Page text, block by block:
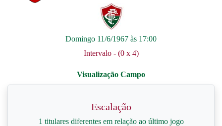
Domingo 11/6/1967 às 17:00
Intervalo - (0 x 4)
Escalação
1 titulares diferentes em relação ao último jogo